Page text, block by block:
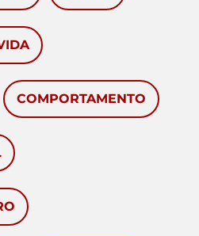
COMPORTAMENTO